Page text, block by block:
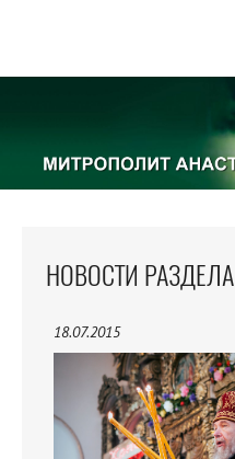
НОВОСТИ РАЗДЕЛА
18.07.2015